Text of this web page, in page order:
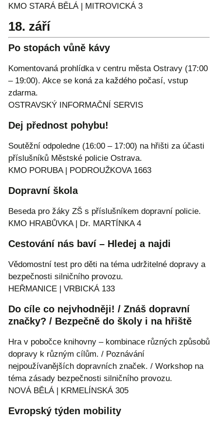
KMO STARÁ BĚLÁ | MITROVICKÁ 3
18. září
Po stopách vůně kávy
Komentovaná prohlídka v centru města Ostravy (17:00
– 19:00). Akce se koná za každého počasí, vstup
zdarma.
OSTRAVSKÝ INFORMAČNÍ SERVIS
Dej přednost pohybu!
Soutěžní odpoledne (16:00 – 17:00) na hřišti za účasti
příslušníků Městské policie Ostrava.
KMO PORUBA | PODROUŽKOVA 1663
Dopravní škola
Beseda pro žáky ZŠ s příslušníkem dopravní policie.
KMO HRABŮVKA | Dr. MARTÍNKA 4
Cestování nás baví – Hledej a najdi
Vědomostní test pro děti na téma udržitelné dopravy a
bezpečnosti silničního provozu.
HEŘMANICE | VRBICKÁ 133
Do cíle co nejvhodněji! / Znáš dopravní
značky? / Bezpečně do školy i na hřiště
Hra v pobočce knihovny – kombinace různých způsobů
dopravy k různým cílům. / Poznávání
nejpoužívanějších dopravních značek. / Workshop na
téma zásady bezpečnosti silničního provozu.
NOVÁ BĚLÁ | KRMELÍNSKÁ 305
Evropský týden mobility